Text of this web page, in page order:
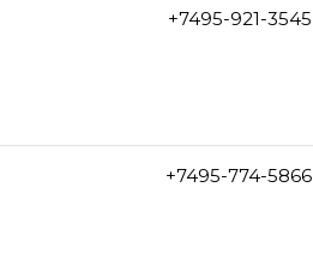
+7495-921-3545
+7495-774-5866